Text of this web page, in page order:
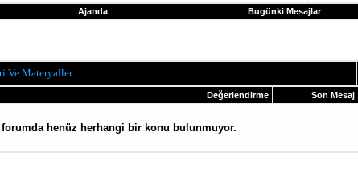
Ajanda Bugünki Mesajlar
Ve Materyaller
Değerlendirme Son Mesaj
forumda henüz herhangi bir konu bulunmuyor.